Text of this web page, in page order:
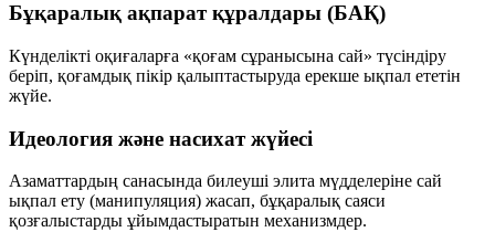
Бұқаралық ақпарат құралдары (БАҚ)
Күнделікті оқиғаларға «қоғам сұранысына сай» түсіндіру
беріп, қоғамдық пікір қалыптастыруда ерекше ықпал ететін
жүйе.
Идеология және насихат жүйесі
Азаматтардың санасында билеуші элита мүдделеріне сай
ықпал ету (манипуляция) жасап, бұқаралық саяси
қозғалыстарды ұйымдастыратын механизмдер.